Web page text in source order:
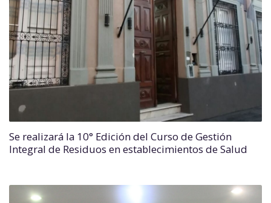
Se realizará la 10° Edición del Curso de Gestión
Integral de Residuos en establecimientos de Salud